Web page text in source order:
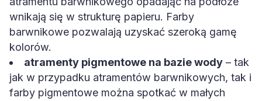
wnikają się w strukturę papieru. Farby
barwnikowe pozwalają uzyskać szeroką gamę
kolorów.
atramenty pigmentowe na bazie wody – tak
jak w przypadku atramentów barwnikowych, tak i
farby pigmentowe można spotkać w małych